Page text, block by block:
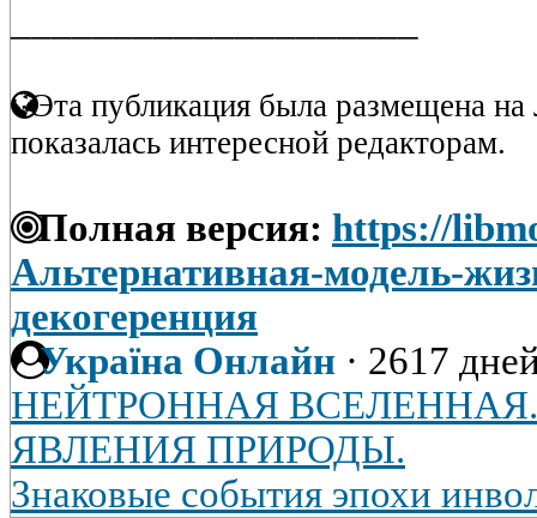
Эта публикация была размещена на
показалась интересной редакторам.
Полная версия: https://
Альтернативная-модель-
декогеренция
Україна Онлайн · 2617
НЕЙТРОННАЯ
ЯВЛЕНИЯ ПРИРОДЫ.
Знаковые события эпохи